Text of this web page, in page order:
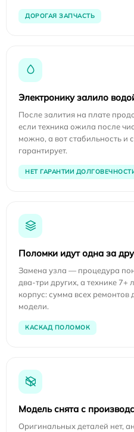
ДОРОГАЯ ЗАПЧАСТЬ
Электронику залило
После залития на плате
если техника ожила после
можно, а вот стабильность и
гарантирует.
НЕТ ГАРАНТИИ
Поломки идут одна за
Замена узла — процедура
два-три других, а технике 7+
корпус: сумма всех
модели.
КАСКАД ПОЛОМОК
Модель снята с
Оригинальных деталей нет,